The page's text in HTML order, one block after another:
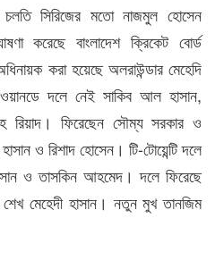
সিরিজের মতো নাজমুল হোসেন
করেছে বাংলাদেশ ক্রিকেট বোর্ড
করা হয়েছে অলরাউন্ডার মেহেদি
দলে নেই সাকিব আল হাসান,
রিয়াদ। ফিরেছেন সৌম্য সরকার ও
ও রিশাদ হোসেন। টি-টোয়েন্টি দলে
ও তাসকিন আহমেদ। দলে ফিরেছে
মেহেদী হাসান। নতুন মুখ তানজিম